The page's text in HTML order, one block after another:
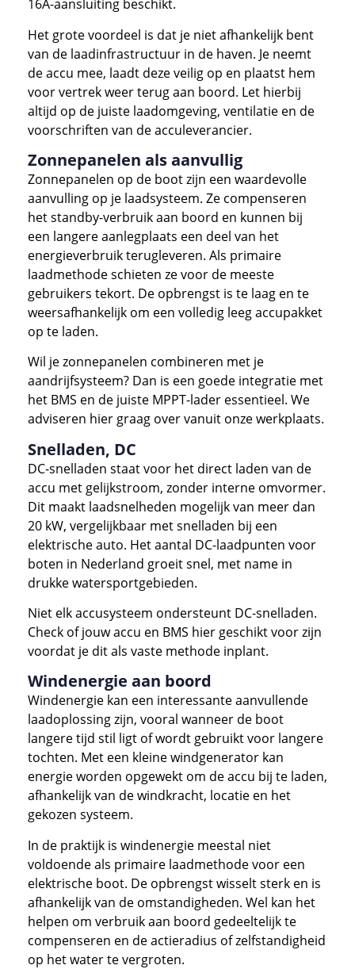
16A-aansluiting beschikt.
Het grote voordeel is dat je niet afhankelijk bent
van de laadinfrastructuur in de haven. Je neemt
de accu mee, laadt deze veilig op en plaatst hem
voor vertrek weer terug aan boord. Let hierbij
altijd op de juiste laadomgeving, ventilatie en de
voorschriften van de acculeverancier.
Zonnepanelen als aanvullig
Zonnepanelen op de boot zijn een waardevolle
aanvulling op je laadsysteem. Ze compenseren
het standby-verbruik aan boord en kunnen bij
een langere aanlegplaats een deel van het
energieverbruik terugleveren. Als primaire
laadmethode schieten ze voor de meeste
gebruikers tekort. De opbrengst is te laag en te
weersafhankelijk om een volledig leeg accupakket
op te laden.
Wil je zonnepanelen combineren met je
aandrijfsysteem? Dan is een goede integratie met
het BMS en de juiste MPPT-lader essentieel. We
adviseren hier graag over vanuit onze werkplaats.
Snelladen, DC
DC-snelladen staat voor het direct laden van de
accu met gelijkstroom, zonder interne omvormer.
Dit maakt laadsnelheden mogelijk van meer dan
20 kW, vergelijkbaar met snelladen bij een
elektrische auto. Het aantal DC-laadpunten voor
boten in Nederland groeit snel, met name in
drukke watersportgebieden.
Niet elk accusysteem ondersteunt DC-snelladen.
Check of jouw accu en BMS hier geschikt voor zijn
voordat je dit als vaste methode inplant.
Windenergie aan boord
Windenergie kan een interessante aanvullende
laadoplossing zijn, vooral wanneer de boot
langere tijd stil ligt of wordt gebruikt voor langere
tochten. Met een kleine windgenerator kan
energie worden opgewekt om de accu bij te laden,
afhankelijk van de windkracht, locatie en het
gekozen systeem.
In de praktijk is windenergie meestal niet
voldoende als primaire laadmethode voor een
elektrische boot. De opbrengst wisselt sterk en is
afhankelijk van de omstandigheden. Wel kan het
helpen om verbruik aan boord gedeeltelijk te
compenseren en de actieradius of zelfstandigheid
op het water te vergroten.